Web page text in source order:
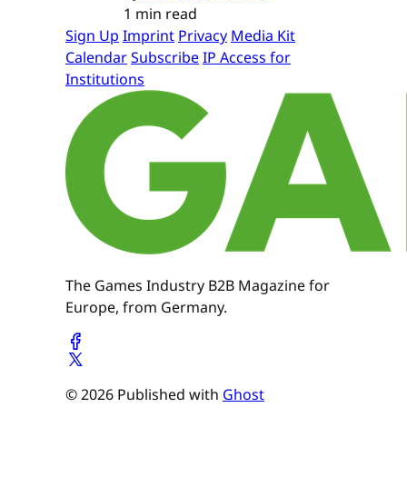
1 min read
Sign Up Imprint Privacy Media Kit
CalendarSubscribeIP Access for
Institutions
The Games Industry B2B Magazine for
Europe, from Germany.
© 2026 Published with Ghost